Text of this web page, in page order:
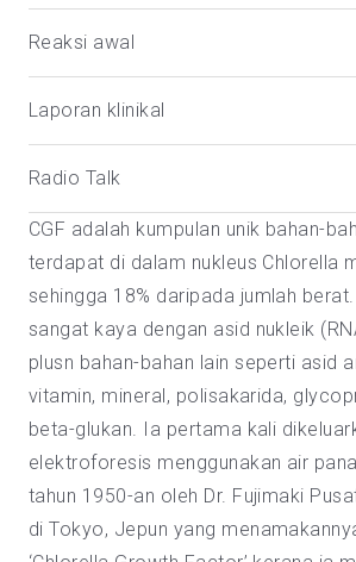
Reaksi awal
Laporan klinikal
Radio Talk
CGF adalah kumpulan unik bahan-
terdapat di dalam nukleus Chlorella
sehingga 18% daripada jumlah
sangat kaya dengan asid nukleik
plusn bahan-bahan lain seperti asid
vitamin, mineral, polisakarida,
beta-glukan. Ia pertama kali
elektroforesis menggunakan air
tahun 1950-an oleh Dr. Fujimaki
di Tokyo, Jepun yang